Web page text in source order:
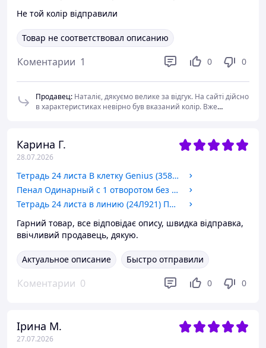
Не той колір відправили
Товар не соответствовал описанию
Коментарии 1 0 0
Продавец: Наталіє, дякуємо велике за відгук. На сайті дійсно
в характеристиках невірно був вказаний колір. Вже
Карина Г.
28.07.2026
Тетрадь 24 листа В клетку Genius (3582(24к)) Школярик
Пенал Одинарный с 1 отворотом без наполнения Майнкрафт (101-1)
Тетрадь 24 листа в линию (24Л921) Полиграфист
Гарний товар, все відповідає опису, швидка відправка,
ввічливий продавець, дякую.
Актуальное описание Быстро отправили
Коментарии 0 0 0
Ірина М.
27.07.2026